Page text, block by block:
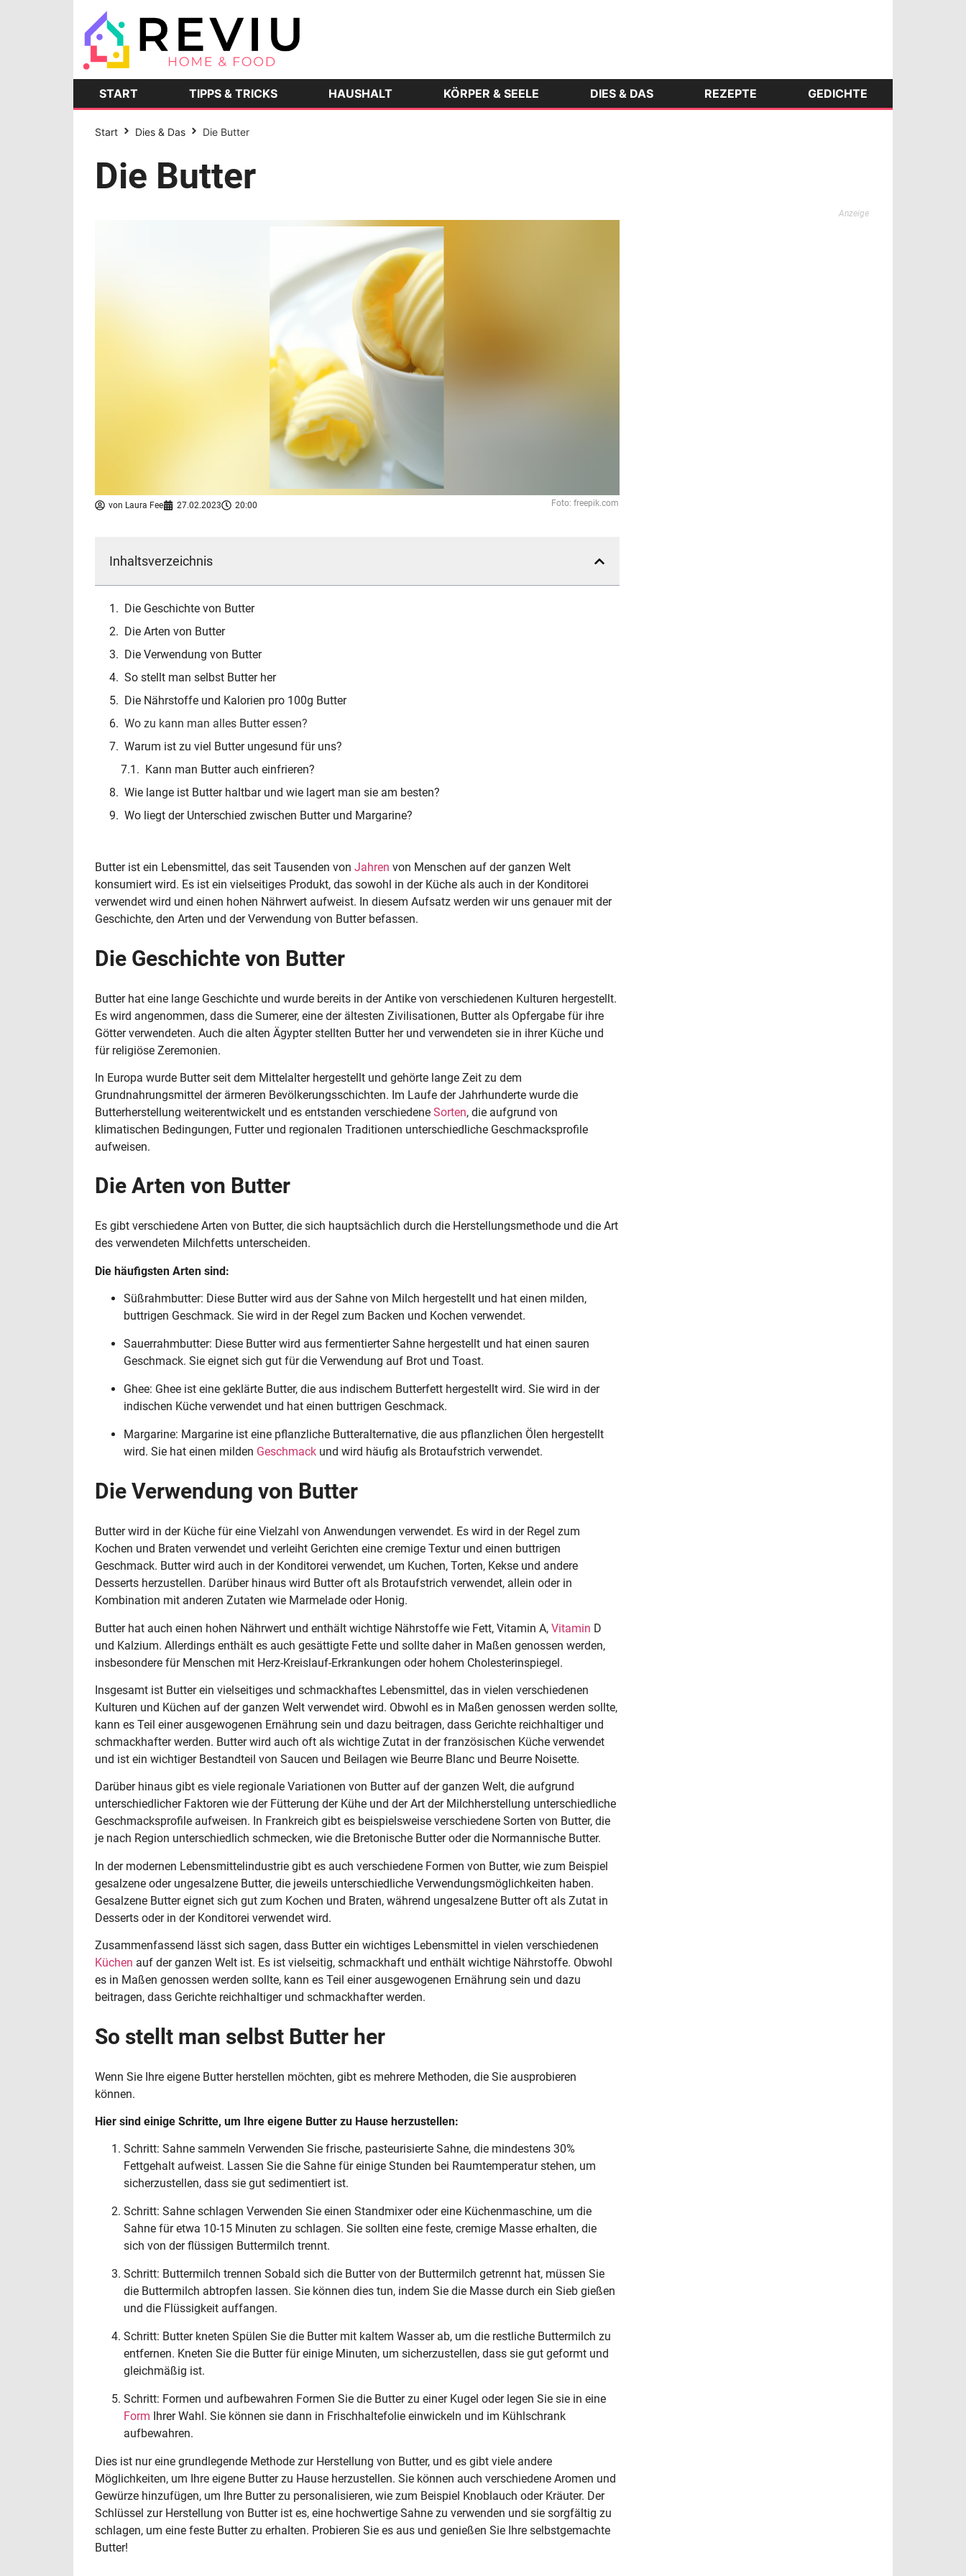
START TIPPS & TRICKS HAUSHALT KÖRPER & SEELE DIES & DAS REZEPTE GEDICHTE
Start Dies & Das Die Butter
Die Butter
von Laura Fee 27.02.2023 20:00 Foto: freepik.com
Inhaltsverzeichnis
Die Geschichte von Butter
Die Arten von Butter
Die Verwendung von Butter
So stellt man selbst Butter her
Die Nährstoffe und Kalorien pro 100g Butter
Wo zu kann man alles Butter essen?
Warum ist zu viel Butter ungesund für uns?
Kann man Butter auch einfrieren?
Wie lange ist Butter haltbar und wie lagert man sie am besten?
Wo liegt der Unterschied zwischen Butter und Margarine?
Butter ist ein Lebensmittel, das seit Tausenden von Jahren von Menschen auf der ganzen Welt
konsumiert wird. Es ist ein vielseitiges Produkt, das sowohl in der Küche als auch in der Konditorei
verwendet wird und einen hohen Nährwert aufweist. In diesem Aufsatz werden wir uns genauer mit der
Geschichte, den Arten und der Verwendung von Butter befassen.
Die Geschichte von Butter
Butter hat eine lange Geschichte und wurde bereits in der Antike von verschiedenen Kulturen hergestellt.
Es wird angenommen, dass die Sumerer, eine der ältesten Zivilisationen, Butter als Opfergabe für ihre
Götter verwendeten. Auch die alten Ägypter stellten Butter her und verwendeten sie in ihrer Küche und
für religiöse Zeremonien.
In Europa wurde Butter seit dem Mittelalter hergestellt und gehörte lange Zeit zu dem
Grundnahrungsmittel der ärmeren Bevölkerungsschichten. Im Laufe der Jahrhunderte wurde die
Butterherstellung weiterentwickelt und es entstanden verschiedene Sorten, die aufgrund von
klimatischen Bedingungen, Futter und regionalen Traditionen unterschiedliche Geschmacksprofile
aufweisen.
Die Arten von Butter
Es gibt verschiedene Arten von Butter, die sich hauptsächlich durch die Herstellungsmethode und die Art
des verwendeten Milchfetts unterscheiden.
Die häufigsten Arten sind:
Süßrahmbutter: Diese Butter wird aus der Sahne von Milch hergestellt und hat einen milden,
buttrigen Geschmack. Sie wird in der Regel zum Backen und Kochen verwendet.
Sauerrahmbutter: Diese Butter wird aus fermentierter Sahne hergestellt und hat einen sauren
Geschmack. Sie eignet sich gut für die Verwendung auf Brot und Toast.
Ghee: Ghee ist eine geklärte Butter, die aus indischem Butterfett hergestellt wird. Sie wird in der
indischen Küche verwendet und hat einen buttrigen Geschmack.
Margarine: Margarine ist eine pflanzliche Butteralternative, die aus pflanzlichen Ölen hergestellt
wird. Sie hat einen milden Geschmack und wird häufig als Brotaufstrich verwendet.
Die Verwendung von Butter
Butter wird in der Küche für eine Vielzahl von Anwendungen verwendet. Es wird in der Regel zum
Kochen und Braten verwendet und verleiht Gerichten eine cremige Textur und einen buttrigen
Geschmack. Butter wird auch in der Konditorei verwendet, um Kuchen, Torten, Kekse und andere
Desserts herzustellen. Darüber hinaus wird Butter oft als Brotaufstrich verwendet, allein oder in
Kombination mit anderen Zutaten wie Marmelade oder Honig.
Butter hat auch einen hohen Nährwert und enthält wichtige Nährstoffe wie Fett, Vitamin A, Vitamin D
und Kalzium. Allerdings enthält es auch gesättigte Fette und sollte daher in Maßen genossen werden,
insbesondere für Menschen mit Herz-Kreislauf-Erkrankungen oder hohem Cholesterinspiegel.
Insgesamt ist Butter ein vielseitiges und schmackhaftes Lebensmittel, das in vielen verschiedenen
Kulturen und Küchen auf der ganzen Welt verwendet wird. Obwohl es in Maßen genossen werden sollte,
kann es Teil einer ausgewogenen Ernährung sein und dazu beitragen, dass Gerichte reichhaltiger und
schmackhafter werden. Butter wird auch oft als wichtige Zutat in der französischen Küche verwendet
und ist ein wichtiger Bestandteil von Saucen und Beilagen wie Beurre Blanc und Beurre Noisette.
Darüber hinaus gibt es viele regionale Variationen von Butter auf der ganzen Welt, die aufgrund
unterschiedlicher Faktoren wie der Fütterung der Kühe und der Art der Milchherstellung unterschiedliche
Geschmacksprofile aufweisen. In Frankreich gibt es beispielsweise verschiedene Sorten von Butter, die
je nach Region unterschiedlich schmecken, wie die Bretonische Butter oder die Normannische Butter.
In der modernen Lebensmittelindustrie gibt es auch verschiedene Formen von Butter, wie zum Beispiel
gesalzene oder ungesalzene Butter, die jeweils unterschiedliche Verwendungsmöglichkeiten haben.
Gesalzene Butter eignet sich gut zum Kochen und Braten, während ungesalzene Butter oft als Zutat in
Desserts oder in der Konditorei verwendet wird.
Zusammenfassend lässt sich sagen, dass Butter ein wichtiges Lebensmittel in vielen verschiedenen
Küchen auf der ganzen Welt ist. Es ist vielseitig, schmackhaft und enthält wichtige Nährstoffe. Obwohl
es in Maßen genossen werden sollte, kann es Teil einer ausgewogenen Ernährung sein und dazu
beitragen, dass Gerichte reichhaltiger und schmackhafter werden.
So stellt man selbst Butter her
Wenn Sie Ihre eigene Butter herstellen möchten, gibt es mehrere Methoden, die Sie ausprobieren
können.
Hier sind einige Schritte, um Ihre eigene Butter zu Hause herzustellen:
Schritt: Sahne sammeln Verwenden Sie frische, pasteurisierte Sahne, die mindestens 30%
Fettgehalt aufweist. Lassen Sie die Sahne für einige Stunden bei Raumtemperatur stehen, um
sicherzustellen, dass sie gut sedimentiert ist.
Schritt: Sahne schlagen Verwenden Sie einen Standmixer oder eine Küchenmaschine, um die
Sahne für etwa 10-15 Minuten zu schlagen. Sie sollten eine feste, cremige Masse erhalten, die
sich von der flüssigen Buttermilch trennt.
Schritt: Buttermilch trennen Sobald sich die Butter von der Buttermilch getrennt hat, müssen Sie
die Buttermilch abtropfen lassen. Sie können dies tun, indem Sie die Masse durch ein Sieb gießen
und die Flüssigkeit auffangen.
Schritt: Butter kneten Spülen Sie die Butter mit kaltem Wasser ab, um die restliche Buttermilch zu
entfernen. Kneten Sie die Butter für einige Minuten, um sicherzustellen, dass sie gut geformt und
gleichmäßig ist.
Schritt: Formen und aufbewahren Formen Sie die Butter zu einer Kugel oder legen Sie sie in eine
Form Ihrer Wahl. Sie können sie dann in Frischhaltefolie einwickeln und im Kühlschrank
aufbewahren.
Dies ist nur eine grundlegende Methode zur Herstellung von Butter, und es gibt viele andere
Möglichkeiten, um Ihre eigene Butter zu Hause herzustellen. Sie können auch verschiedene Aromen und
Gewürze hinzufügen, um Ihre Butter zu personalisieren, wie zum Beispiel Knoblauch oder Kräuter. Der
Schlüssel zur Herstellung von Butter ist es, eine hochwertige Sahne zu verwenden und sie sorgfältig zu
schlagen, um eine feste Butter zu erhalten. Probieren Sie es aus und genießen Sie Ihre selbstgemachte
Butter!
Anzeige